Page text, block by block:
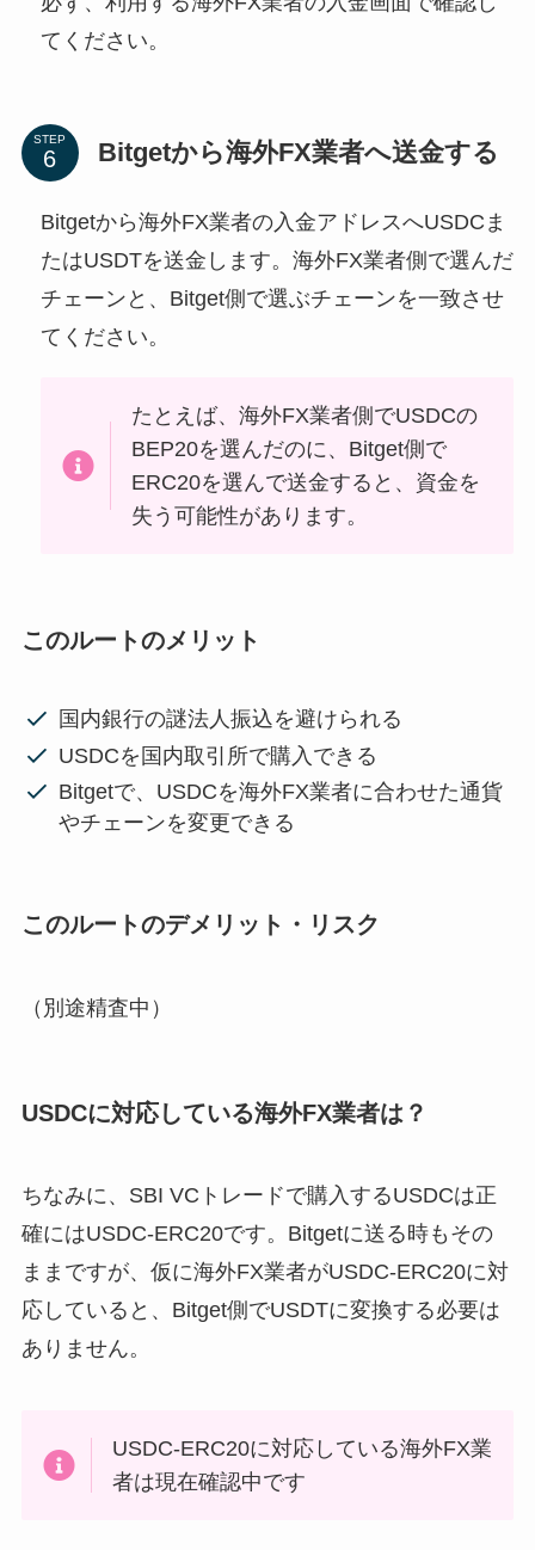
てください。
STEP Bitgetから海外FX業者へ送金する
Bitgetから海外FX業者の入金アドレスへUSDCま
たはUSDTを送金します。海外FX業者側で選んだ
チェーンと、Bitget側で選ぶチェーンを一致させ
てください。
たとえば、海外FX業者側でUSDCの
BEP20を選んだのに、Bitget側で
ERC20を選んで送金すると、資金を
失う可能性があります。
このルートのメリット
国内銀行の謎法人振込を避けられる
USDCを国内取引所で購入できる
Bitgetで、USDCを海外FX業者に合わせた通貨
やチェーンを変更できる
このルートのデメリット・リスク
（別途精査中）
USDCに対応している海外FX業者は？
ちなみに、SBI VCトレードで購入するUSDCは正
確にはUSDC-ERC20です。Bitgetに送る時もその
ままですが、仮に海外FX業者がUSDC-ERC20に対
応していると、Bitget側でUSDTに変換する必要は
ありません。
USDC-ERC20に対応している海外FX業
者は現在確認中です